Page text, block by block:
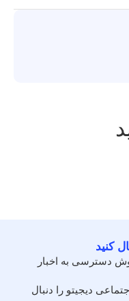
کنید
دسترسی به اخبار
دیجیتو را دنبال